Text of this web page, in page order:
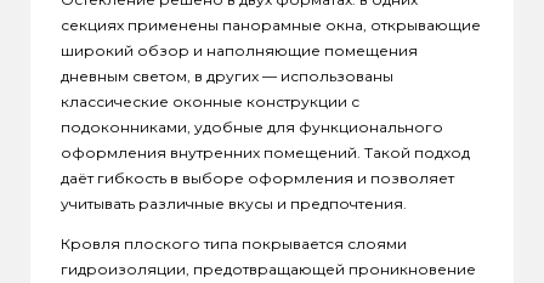
секциях применены панорамные окна, открывающие
широкий обзор и наполняющие помещения
дневным светом, в других — использованы
классические оконные конструкции с
подоконниками, удобные для функционального
оформления внутренних помещений. Такой подход
даёт гибкость в выборе оформления и позволяет
учитывать различные вкусы и предпочтения.
Кровля плоского типа покрывается слоями
гидроизоляции, предотвращающей проникновение